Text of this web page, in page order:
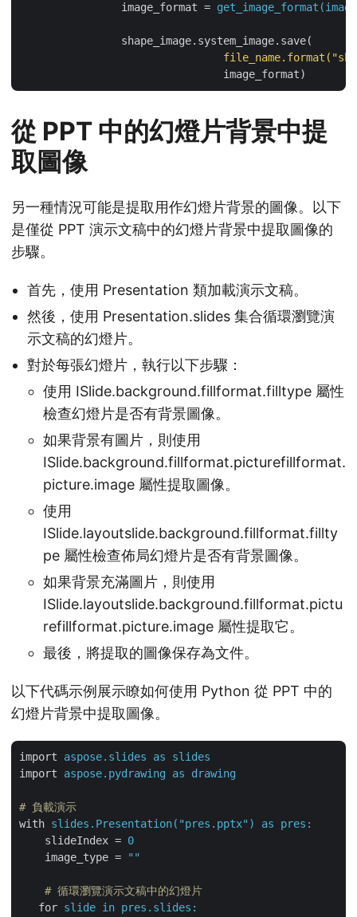
image_format =
shape_image.system_image.save(
image_format)
從 PPT 中的幻燈片背景中提
取圖像
另一種情況可能是提取用作幻燈片背景的圖像。以下
是僅從 PPT 演示文稿中的幻燈片背景中提取圖像的
步驟。
首先，使用 Presentation 類加載演示文稿。
然後，使用 Presentation.slides 集合循環瀏覽演
示文稿的幻燈片。
對於每張幻燈片，執行以下步驟：
使用 ISlide.background.fillformat.filltype 屬性
檢查幻燈片是否有背景圖像。
如果背景有圖片，則使用
ISlide.background.fillformat.picturefillformat.
picture.image 屬性提取圖像。
使用
ISlide.layoutslide.background.fillformat.fillty
pe 屬性檢查佈局幻燈片是否有背景圖像。
如果背景充滿圖片，則使用
ISlide.layoutslide.background.fillformat.pictu
refillformat.picture.image 屬性提取它。
最後，將提取的圖像保存為文件。
以下代碼示例展示瞭如何使用 Python 從 PPT 中的
幻燈片背景中提取圖像。
import
aspose.slides as slides
import
aspose.pydrawing as drawing
# 負載演示
with slides.Presentation("pres.pptx") as pres:
slideIndex = 0
image_type = ""
    # 循環瀏覽演示文稿中的幻燈片
for slide in pres.slides: